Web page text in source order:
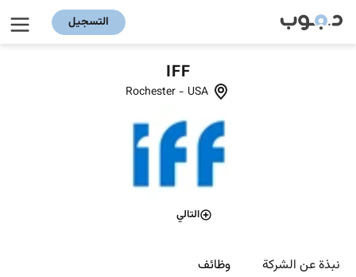
التسجيل
IFF
Rochester - USA
التالي
نبذة عن الشركة وظائف